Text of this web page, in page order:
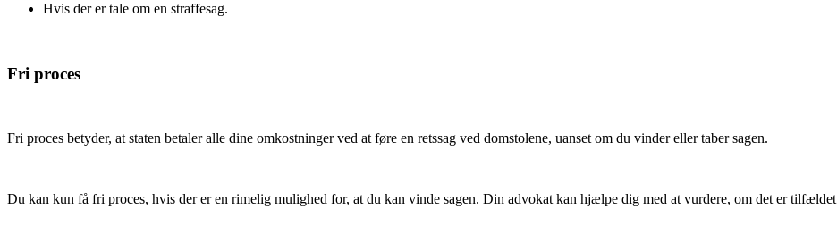
Hvis der er tale om en straffesag.
Fri proces
Fri proces betyder, at staten betaler alle dine omkostninger ved at føre en retssag ved domstolene, uanset om du vinder eller taber sagen.
Du kan kun få fri proces, hvis der er en rimelig mulighed for, at du kan vinde sagen. Din advokat kan hjælpe dig med at vurdere, om det er